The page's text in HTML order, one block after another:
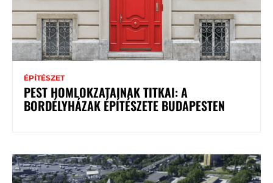
ÉPÍTÉSZET
PEST HOMLOKZATAINAK TITKAI: A
BORDÉLYHÁZAK ÉPÍTÉSZETE BUDAPESTEN